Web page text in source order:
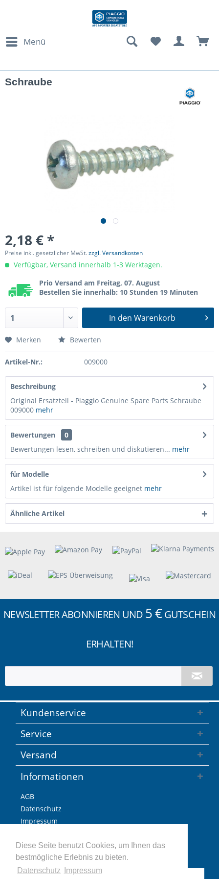
Diese Seite benutzt Cookies, um Ihnen das
bestmögliche Erlebnis zu bieten.
Datenschutz
Impressum
Menü
Schraube
2,18 € *
Preise inkl. gesetzlicher MwSt.zzgl. Versandkosten
Verfügbar, Versand innerhalb 1-3 Werktagen.
Prio Versand am Freitag, 07. August
Bestellen Sie innerhalb: 10 Stunden 19 Minuten
In den Warenkorb
Merken Bewerten
Artikel-Nr.: 009000
Beschreibung
Original Ersatzteil - Piaggio Genuine Spare Parts Schraube
009000 mehr
Bewertungen
0
Bewertungen lesen, schreiben und diskutieren... mehr
für Modelle
Artikel ist für folgende Modelle geeignet mehr
Ähnliche Artikel
NEWSLETTER ABONNIEREN UND 5 €GUTSCHEIN
ERHALTEN!
Kundenservice
Service
Informationen
AGB
Datenschutz
Impressum
Widerrufsbelehrung
Retoure
Vertrag widerrufen
Versand